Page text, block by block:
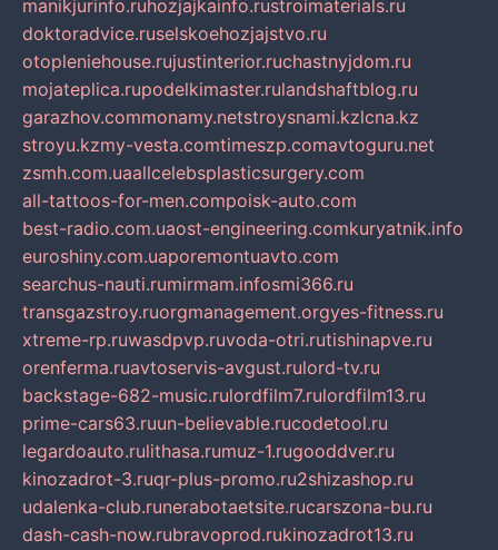
manikjurinfo.ruhozjajkainfo.rustroimaterials.ru
doktoradvice.ruselskoehozjajstvo.ru
otopleniehouse.rujustinterior.ruchastnyjdom.ru
mojateplica.rupodelkimaster.rulandshaftblog.ru
garazhov.commonamy.netstroysnami.kzlcna.kz
stroyu.kzmy-vesta.comtimeszp.comavtoguru.net
zsmh.com.uaallcelebsplasticsurgery.com
all-tattoos-for-men.compoisk-auto.com
best-radio.com.uaost-engineering.comkuryatnik.info
euroshiny.com.uaporemontuavto.com
searchus-nauti.rumirmam.infosmi366.ru
transgazstroy.ruorgmanagement.orgyes-fitness.ru
xtreme-rp.ruwasdpvp.ruvoda-otri.rutishinapve.ru
orenferma.ruavtoservis-avgust.rulord-tv.ru
backstage-682-music.rulordfilm7.rulordfilm13.ru
prime-cars63.ruun-believable.rucodetool.ru
legardoauto.rulithasa.rumuz-1.rugooddver.ru
kinozadrot-3.ruqr-plus-promo.ru2shizashop.ru
udalenka-club.runerabotaetsite.rucarszona-bu.ru
dash-cash-now.rubravoprod.rukinozadrot13.ru